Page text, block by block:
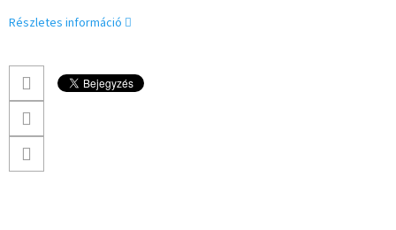
Részletes információ